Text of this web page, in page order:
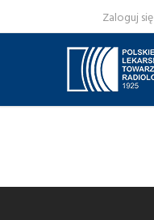
Zaloguj się